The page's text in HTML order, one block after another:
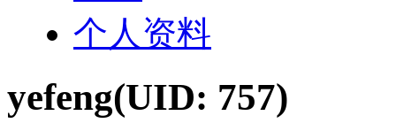
个人资料
yefeng(UID: 757)